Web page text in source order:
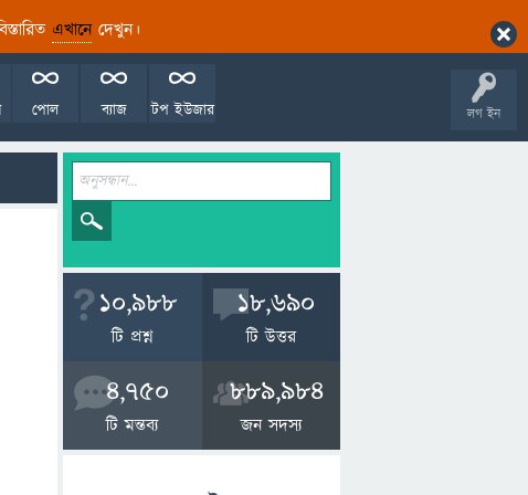
এখানেদেখুন।
লগ ইন
টপ ইউজার
ব্যাজ
পোল
10,988
টি প্রশ্ন
18,690
টি উত্তর
4,750
টি মন্তব্য
889,984
জন সদস্য